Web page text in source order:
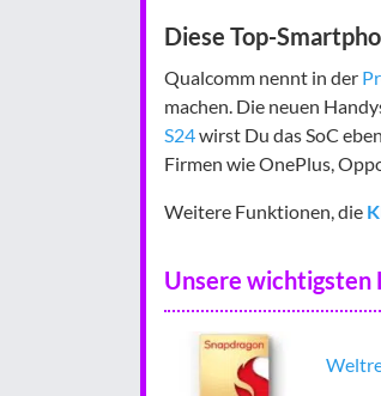
Diese Top-
Qualcomm nennt in der
machen. Die neuen
S24wirst Du das SoC
Firmen wie OnePlus,
Weitere Funktionen, die
Unsere wichtigsten